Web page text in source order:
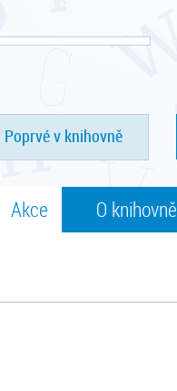
Poprvé v knihovně
Akce O knihovně